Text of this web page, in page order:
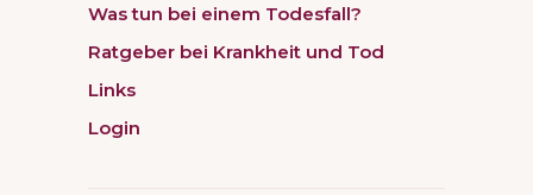
Was tun bei einem Todesfall?
Ratgeber bei Krankheit und Tod
Links
Login